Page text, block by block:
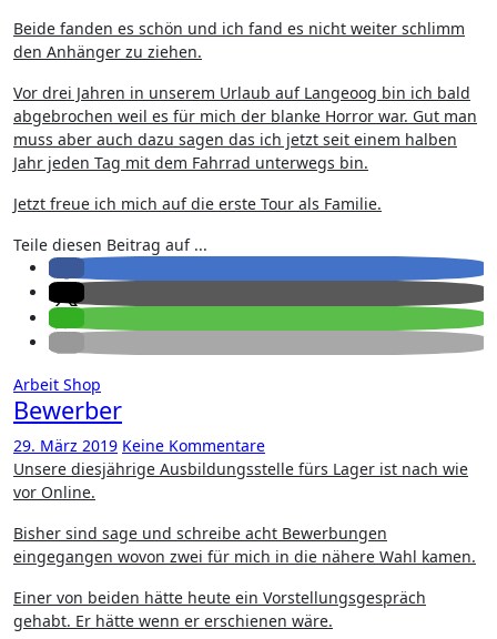
Beide fanden es schön und ich fand es nicht weiter schlimm
den Anhänger zu ziehen.
Vor drei Jahren in unserem Urlaub auf Langeoog bin ich bald
abgebrochen weil es für mich der blanke Horror war. Gut man
muss aber auch dazu sagen das ich jetzt seit einem halben
Jahr jeden Tag mit dem Fahrrad unterwegs bin.
Jetzt freue ich mich auf die erste Tour als Familie.
Teile diesen Beitrag auf ...
Arbeit Shop
Bewerber
29. März 2019 Keine Kommentare
Unsere diesjährige Ausbildungsstelle fürs Lager ist nach wie
vor Online.
Bisher sind sage und schreibe acht Bewerbungen
eingegangen wovon zwei für mich in die nähere Wahl kamen.
Einer von beiden hätte heute ein Vorstellungsgespräch
gehabt. Er hätte wenn er erschienen wäre.